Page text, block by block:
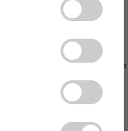
Superficie:
Camera da letto:
Bagni:
Città: